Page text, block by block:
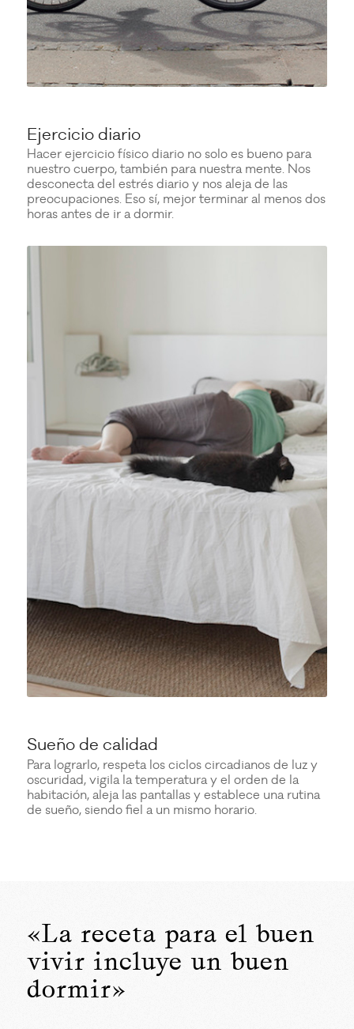
Ejercicio diario
Hacer ejercicio físico diario no solo es bueno para
nuestro cuerpo, también para nuestra mente. Nos
desconecta del estrés diario y nos aleja de las
preocupaciones. Eso sí, mejor terminar al menos dos
horas antes de ir a dormir.
Sueño de calidad
Para lograrlo, respeta los ciclos circadianos de luz y
oscuridad, vigila la temperatura y el orden de la
habitación, aleja las pantallas y establece una rutina
de sueño, siendo fiel a un mismo horario.
«La receta para el buen
vivir incluye un buen
dormir»